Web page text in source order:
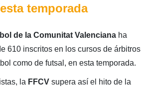
temporada
de la Comunitat Valencianaha
610 inscritos en los cursos de árbitros
como de futsal, en esta temporada.
la FFCVsupera así el hito de la